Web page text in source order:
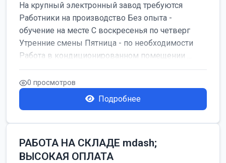
На крупный электронный завод требуются
Работники на производство Без опыта -
обучение на месте С воскресенья по четверг
Утренние смены Пятница - по необходимости
Работа в кондиционированном помещении ...
0 просмотров
Подробнее
РАБОТА НА СКЛАДЕ mdash;
ВЫСОКАЯ ОПЛАТА